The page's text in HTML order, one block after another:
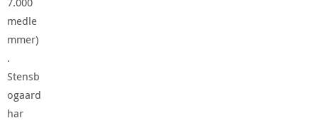
medle
mmer)
.
Stensb
ogaard
har